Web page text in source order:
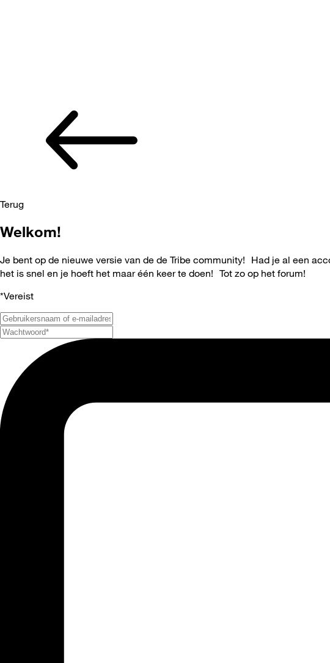
Terug
Welkom!
Je bent op de nieuwe versie van de de Tribe community! Had je al een
het is snel en je hoeft het maar één keer te doen! Tot zo op het forum!
*Vereist